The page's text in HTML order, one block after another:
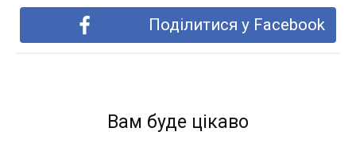
Поділитися у Facebook
Вам буде цікаво